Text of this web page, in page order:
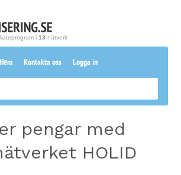
i13 nätverk
Hem Kontakta oss Logga in
pengar med
HOLID